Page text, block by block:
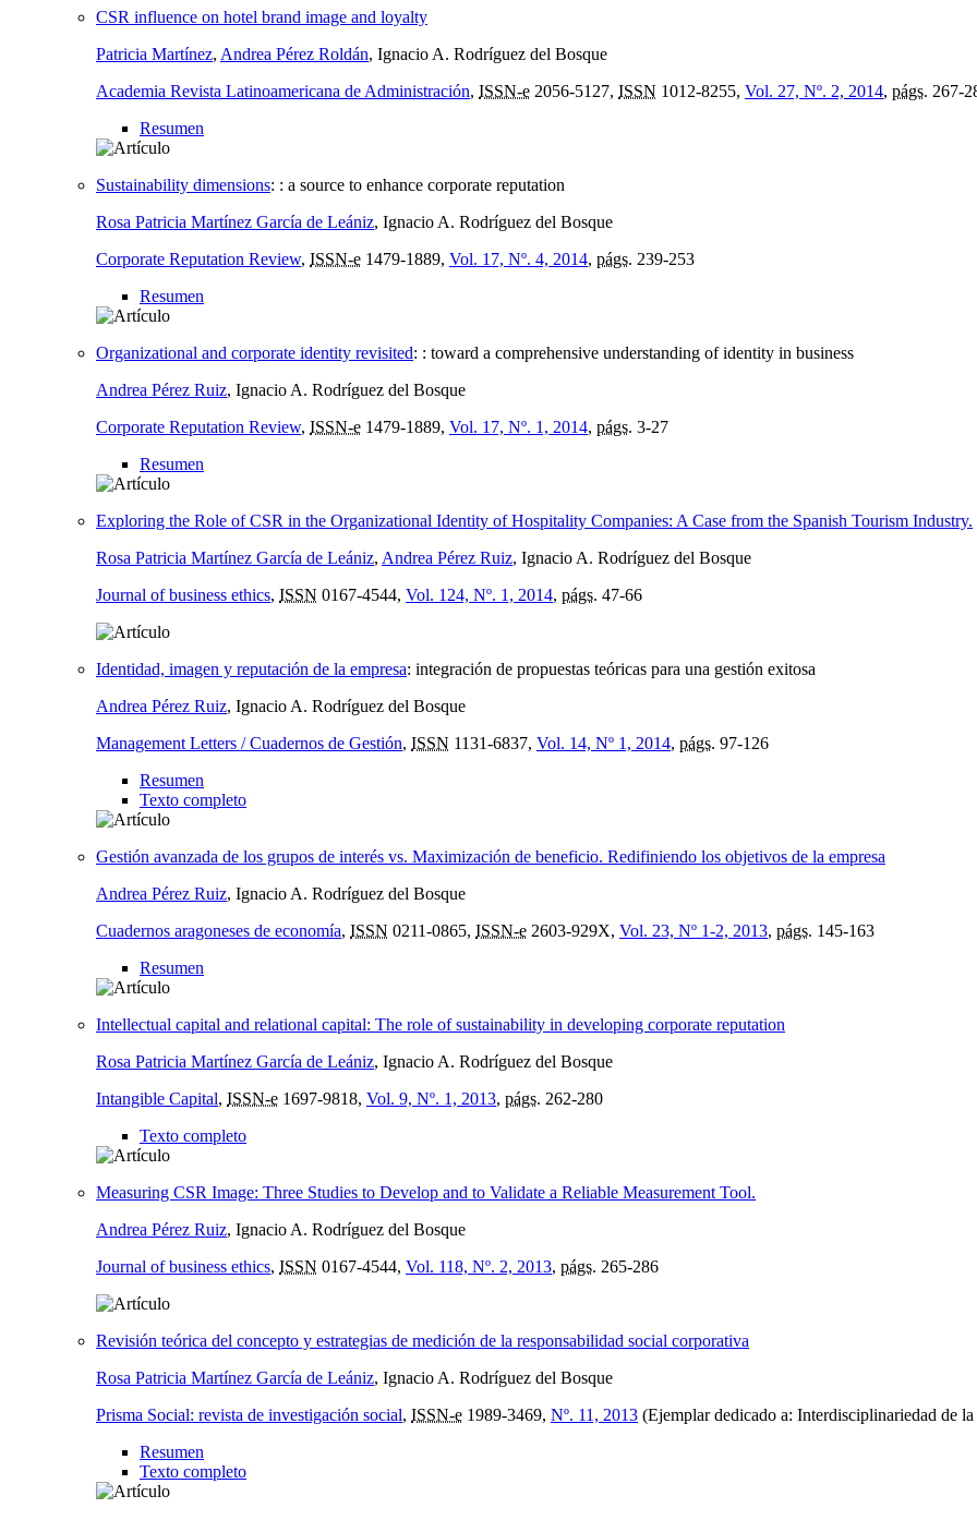
CSR influence on hotel brand image and loyalty
Patricia Martínez, Andrea Pérez Roldán, Ignacio A. Rodríguez del Bosque
Academia Revista Latinoamericana de Administración, ISSN-e 2056-5127, ISSN 1012-8255, Vol. 27, Nº. 2, 2014, págs. 267-
Resumen
Sustainability dimensions: : a source to enhance corporate reputation
Rosa Patricia Martínez García de Leániz, Ignacio A. Rodríguez del Bosque
Corporate Reputation Review, ISSN-e 1479-1889, Vol. 17, Nº. 4, 2014, págs. 239-253
Resumen
Organizational and corporate identity revisited: : toward a comprehensive understanding of identity in business
Andrea Pérez Ruiz, Ignacio A. Rodríguez del Bosque
Corporate Reputation Review, ISSN-e 1479-1889, Vol. 17, Nº. 1, 2014, págs. 3-27
Resumen
Exploring the Role of CSR in the Organizational Identity of Hospitality Companies: A Case from the Spanish Tourism Industry.
Rosa Patricia Martínez García de Leániz, Andrea Pérez Ruiz, Ignacio A. Rodríguez del Bosque
Journal of business ethics, ISSN 0167-4544, Vol. 124, Nº. 1, 2014, págs. 47-66
Identidad, imagen y reputación de la empresa: integración de propuestas teóricas para una gestión exitosa
Andrea Pérez Ruiz, Ignacio A. Rodríguez del Bosque
Management Letters / Cuadernos de Gestión, ISSN 1131-6837, Vol. 14, Nº 1, 2014, págs. 97-126
Resumen
Texto completo
Gestión avanzada de los grupos de interés vs. Maximización de beneficio. Redifiniendo los objetivos de la empresa
Andrea Pérez Ruiz, Ignacio A. Rodríguez del Bosque
Cuadernos aragoneses de economía, ISSN 0211-0865, ISSN-e 2603-929X, Vol. 23, Nº 1-2, 2013, págs. 145-163
Resumen
Intellectual capital and relational capital: The role of sustainability in developing corporate reputation
Rosa Patricia Martínez García de Leániz, Ignacio A. Rodríguez del Bosque
Intangible Capital, ISSN-e 1697-9818, Vol. 9, Nº. 1, 2013, págs. 262-280
Texto completo
Measuring CSR Image: Three Studies to Develop and to Validate a Reliable Measurement Tool.
Andrea Pérez Ruiz, Ignacio A. Rodríguez del Bosque
Journal of business ethics, ISSN 0167-4544, Vol. 118, Nº. 2, 2013, págs. 265-286
Revisión teórica del concepto y estrategias de medición de la responsabilidad social corporativa
Rosa Patricia Martínez García de Leániz, Ignacio A. Rodríguez del Bosque
Prisma Social: revista de investigación social, ISSN-e 1989-3469, Nº. 11, 2013 (Ejemplar dedicado a: Interdisciplinariedad de
Resumen
Texto completo